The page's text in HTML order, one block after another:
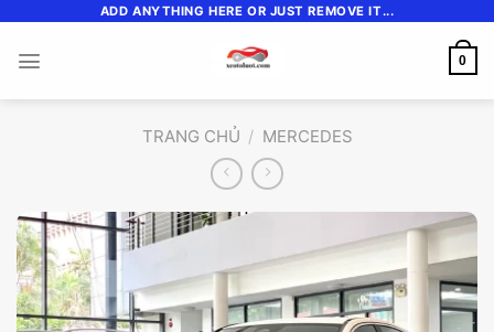
content
ADD ANYTHING HERE OR JUST REMOVE IT...
0
TRANG CHỦ / MERCEDES